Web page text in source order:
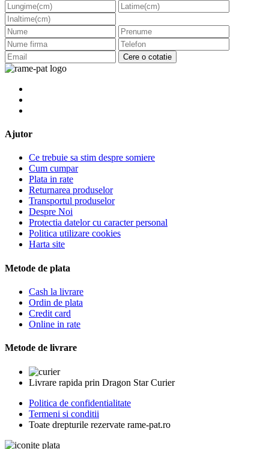
Cere o cotatie
Ajutor
Ce trebuie sa stim despre somiere
Cum cumpar
Plata in rate
Returnarea produselor
Transportul produselor
Despre Noi
Protectia datelor cu caracter personal
Politica utilizare cookies
Harta site
Metode de plata
Cash la livrare
Ordin de plata
Credit card
Online in rate
Metode de livrare
Livrare rapida prin Dragon Star Curier
Politica de confidentialitate
Termeni si conditii
Toate drepturile rezervate rame-pat.ro